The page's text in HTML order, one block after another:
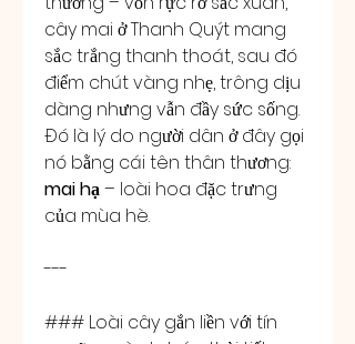
cây mai ở Thanh Quýt mang
sắc trắng thanh thoát, sau đó
điểm chút vàng nhẹ, trông dịu
dàng nhưng vẫn đầy sức sống.
Đó là lý do người dân ở đây gọi
mai hạ – loài hoa đặc trưng
của mùa hè.
---
### Loài cây gắn liền với tín